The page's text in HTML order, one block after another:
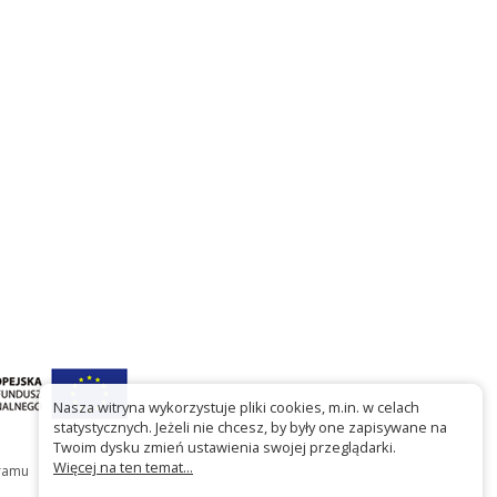
Nasza witryna wykorzystuje pliki cookies, m.in. w celach
statystycznych. Jeżeli nie chcesz, by były one zapisywane na
Twoim dysku zmień ustawienia swojej przeglądarki.
Więcej na ten temat...